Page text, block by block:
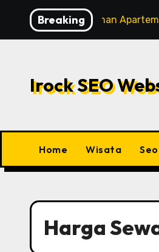
content
Breaking
Pindahan Apartemen dari
Irock SEO
Home Wisata Seo
Harga